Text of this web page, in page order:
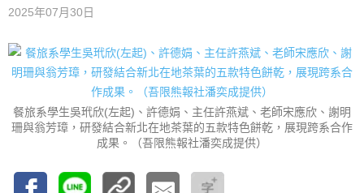
2025年07月30日
餐旅系學生吳玳欣(左起)、許德娟、主任許燕斌、老師宋應欣、謝明
珊與翁芳璋，研發結合新北在地茶葉的五款特色餅乾，展現跨系合作
成果。（吾限熊報社潘奕成提供）